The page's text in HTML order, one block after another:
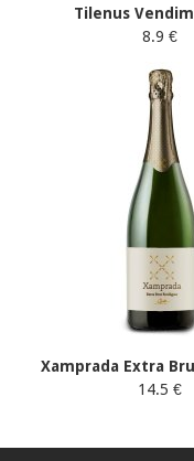
Tilenus
8.9 €
Xamprada Extra
14.5 €